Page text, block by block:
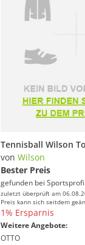
von Wilson
Bester Preis
gefunden bei Sportsprofi
zuletzt überprüft am
Preis kann sich seitdem
1% Ersparnis
Weitere Angebote:
OTTO